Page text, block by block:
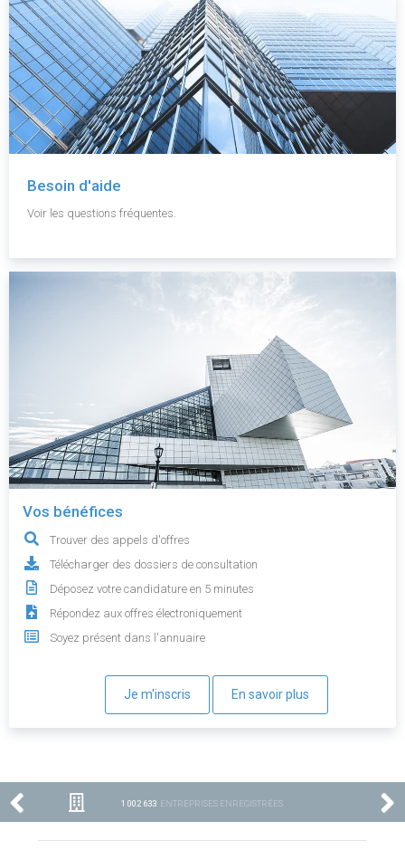
Besoin d'aide
Voir les questions fréquentes.
Vos bénéfices
Trouver des appels d'offres
Télécharger des dossiers de consultation
Déposez votre candidature en 5 minutes
Répondez aux offres électroniquement
Soyez présent dans l'annuaire
Je m'inscris En savoir plus
1 002 633 ENTREPRISES ENREGISTRÉES